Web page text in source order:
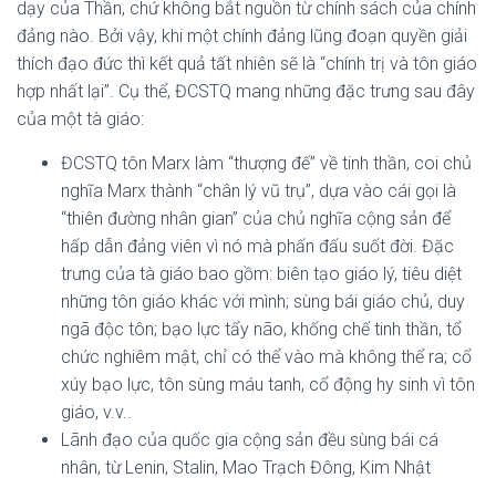
dạy của Thần, chứ không bắt nguồn từ chính sách của chính
đảng nào. Bởi vậy, khi một chính đảng lũng đoạn quyền giải
thích đạo đức thì kết quả tất nhiên sẽ là “chính trị và tôn giáo
hợp nhất lại”. Cụ thể, ĐCSTQ mang những đặc trưng sau đây
của một tà giáo:
ĐCSTQ tôn Marx làm “thượng đế” về tinh thần, coi chủ
nghĩa Marx thành “chân lý vũ trụ”, dựa vào cái gọi là
“thiên đường nhân gian” của chủ nghĩa cộng sản để
hấp dẫn đảng viên vì nó mà phấn đấu suốt đời. Đặc
trưng của tà giáo bao gồm: biên tạo giáo lý, tiêu diệt
những tôn giáo khác với mình; sùng bái giáo chủ, duy
ngã độc tôn; bạo lực tẩy não, khống chế tinh thần, tổ
chức nghiêm mật, chỉ có thể vào mà không thể ra; cổ
xúy bạo lực, tôn sùng máu tanh, cổ động hy sinh vì tôn
giáo, v.v..
Lãnh đạo của quốc gia cộng sản đều sùng bái cá
nhân, từ Lenin, Stalin, Mao Trạch Đông, Kim Nhật